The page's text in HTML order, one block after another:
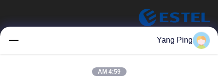
ESTEL (GUANGDONG) TECHNOLOGY CO., LTD.
Yang Ping
4:59 AM